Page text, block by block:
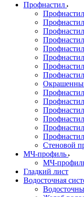
Профнастил
Профнастил
Стеновой
МЧ-профиль
МЧ-
Гладкий лист
Водосточная